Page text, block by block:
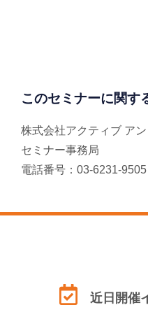
このセミナーに関す
株式会社アクティブ ア
セミナー事務局
電話番号：03-6231-
近日開催